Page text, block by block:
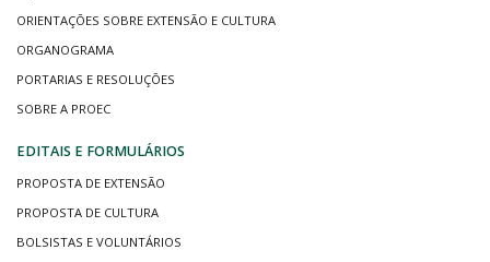
ORIENTAÇÕES SOBRE EXTENSÃO E CULTURA
ORGANOGRAMA
PORTARIAS E RESOLUÇÕES
SOBRE A PROEC
EDITAIS E FORMULÁRIOS
PROPOSTA DE EXTENSÃO
PROPOSTA DE CULTURA
BOLSISTAS E VOLUNTÁRIOS